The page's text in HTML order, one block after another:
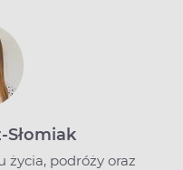
Słomiak
życia, podróży oraz